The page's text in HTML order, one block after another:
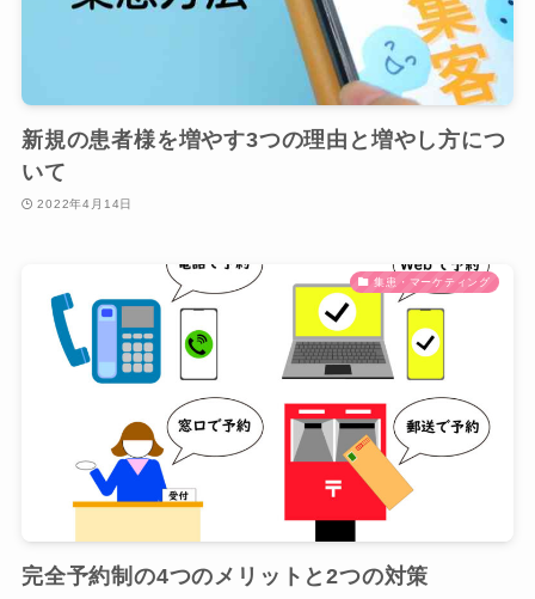
新規の患者様を増やす3つの理由と増やし方につ
いて
2022年4月14日
集患・マーケティング
完全予約制の4つのメリットと2つの対策